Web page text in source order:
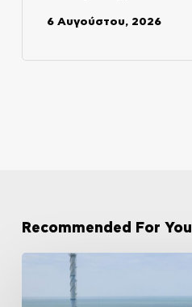
6 Αυγούστου, 2026
Recommended For You